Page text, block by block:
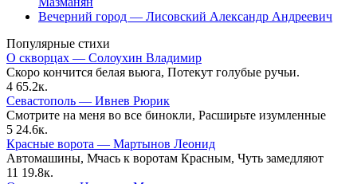
Вечерний город — Лисовский Александр Андреевич
Популярные стихи
О скворцах — Солоухин Владимир
Скоро кончится белая вьюга, Потекут голубые ручьи.
4 65.2к.
Севастополь — Ивнев Рюрик
Смотрите на меня во все бинокли, Расширьте изумленные
5 24.6к.
Красные ворота — Мартынов Леонид
Автомашины, Мчась к воротам Красным, Чуть замедляют
11 19.8к.